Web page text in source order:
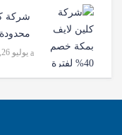
محدودة للتواصل
يوليو 26, 2026